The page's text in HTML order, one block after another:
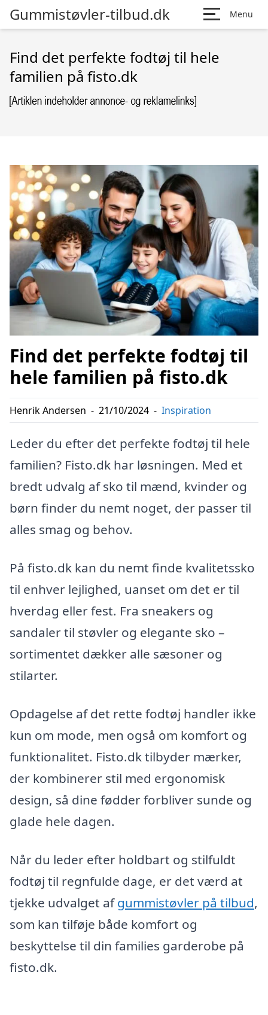
Gummistøvler-tilbud.dk Menu
Find det perfekte fodtøj til hele
familien på fisto.dk
Find det perfekte fodtøj til
hele familien på fisto.dk
Henrik Andersen - 21/10/2024 - Inspiration
Leder du efter det perfekte fodtøj til hele
familien? Fisto.dk har løsningen. Med et
bredt udvalg af sko til mænd, kvinder og
børn finder du nemt noget, der passer til
alles smag og behov.
På fisto.dk kan du nemt finde kvalitetssko
til enhver lejlighed, uanset om det er til
hverdag eller fest. Fra sneakers og
sandaler til støvler og elegante sko –
sortimentet dækker alle sæsoner og
stilarter.
Opdagelse af det rette fodtøj handler ikke
kun om mode, men også om komfort og
funktionalitet. Fisto.dk tilbyder mærker,
der kombinerer stil med ergonomisk
design, så dine fødder forbliver sunde og
glade hele dagen.
Når du leder efter holdbart og stilfuldt
fodtøj til regnfulde dage, er det værd at
tjekke udvalget afgummistøvler på tilbud,
som kan tilføje både komfort og
beskyttelse til din families garderobe på
fisto.dk.